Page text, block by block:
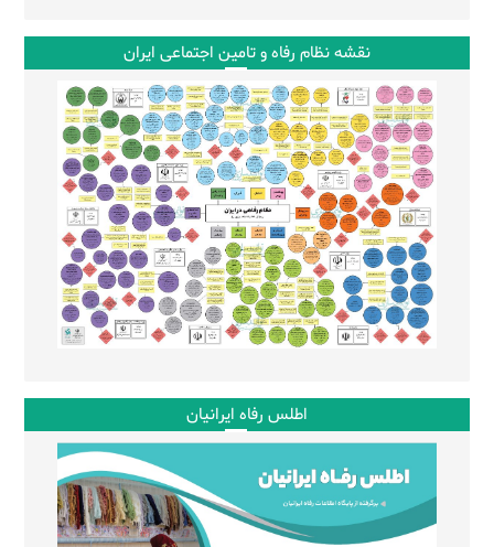
نقشه نظام رفاه و تامین اجتماعی ایران
اطلس رفاه ایرانیان